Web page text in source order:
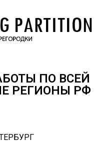
ПО ВСЕЙ
РЕГИОНЫ РФ